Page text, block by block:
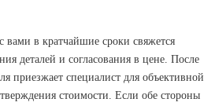
вами в кратчайшие сроки свяжется
деталей и согласования в цене. После
приезжает специалист для объективной
стоимости. Если обе стороны